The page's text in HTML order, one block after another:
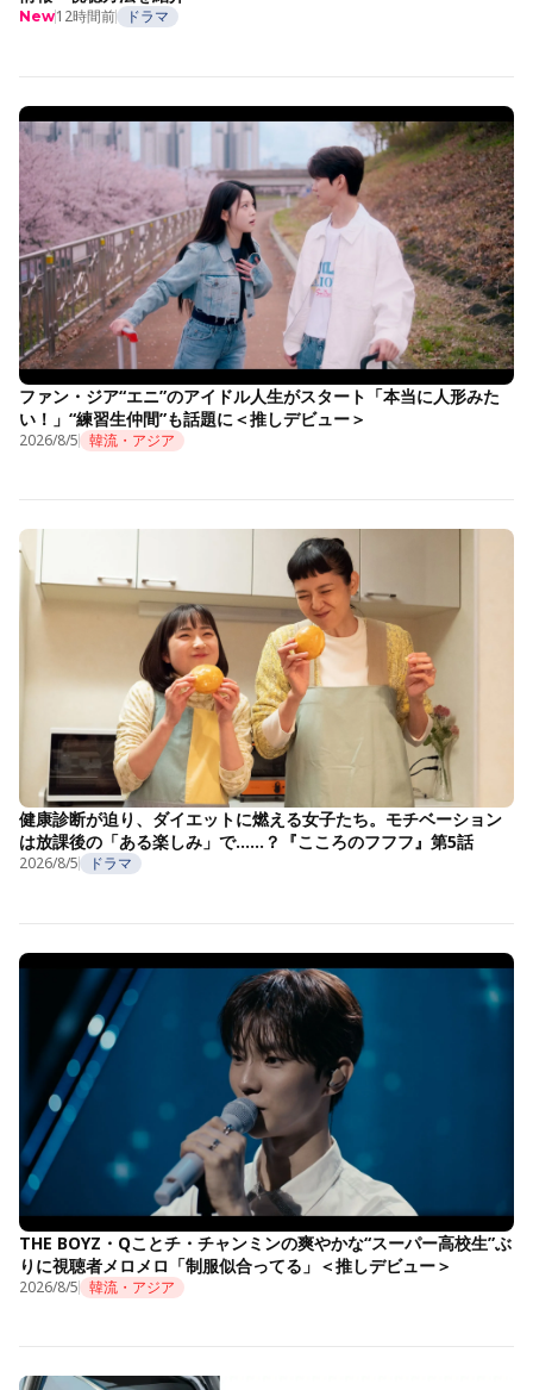
New12時間前 ドラマ
ファン・ジア“エニ”のアイドル人生がスタート「本当に人形みた
い！」“練習生仲間”も話題に＜推しデビュー＞
2026/8/5 韓流・アジア
健康診断が迫り、ダイエットに燃える女子たち。モチベーション
は放課後の「ある楽しみ」で……？『こころのフフフ』第5話
2026/8/5 ドラマ
THE BOYZ・Qことチ・チャンミンの爽やかな“スーパー高校生”ぶ
りに視聴者メロメロ「制服似合ってる」＜推しデビュー＞
2026/8/5 韓流・アジア